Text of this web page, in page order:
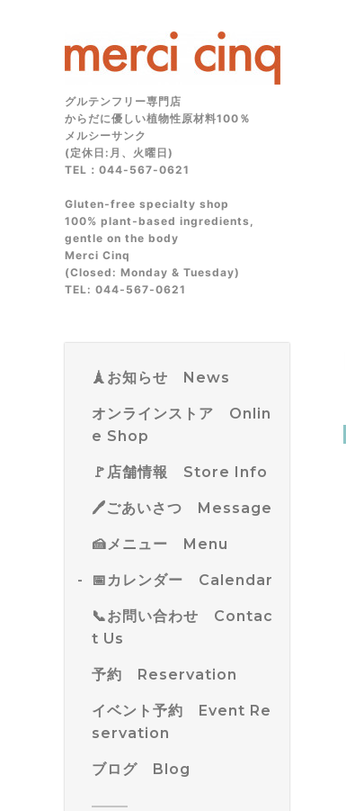
グルテンフリー専門店
からだに優しい植物性原材料100％
メルシーサンク
(定休日:月、火曜日)
TEL：044-567-0621
Gluten‑free specialty shop
100% plant‑based ingredients,
gentle on the body
Merci Cinq
(Closed: Monday & Tuesday)
TEL: 044‑567‑0621
🗼お知らせ News
オンラインストア Onlin
e Shop
🚩店舗情報 Store Info
🖊ごあいさつ Message
🍰メニュー Menu
📅カレンダー Calendar
📞お問い合わせ Contac
t Us
予約 Reservation
イベント予約 Event Re
servation
ブログ Blog